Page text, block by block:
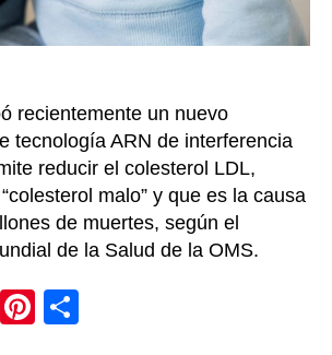
recientemente un nuevo
tecnología ARN de interferencia
reducir el colesterol LDL,
malo” y que es la causa
de muertes, según el
de la Salud de la OMS.
E
Pi